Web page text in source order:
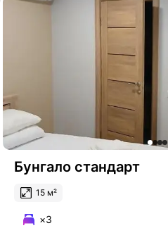
Бунгало стандарт
15 м²
×3